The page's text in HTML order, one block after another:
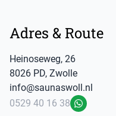
Adres & Route
Heinoseweg, 26
8026 PD, Zwolle
info@saunaswoll.nl
0529 40 16 38
WhatsApp